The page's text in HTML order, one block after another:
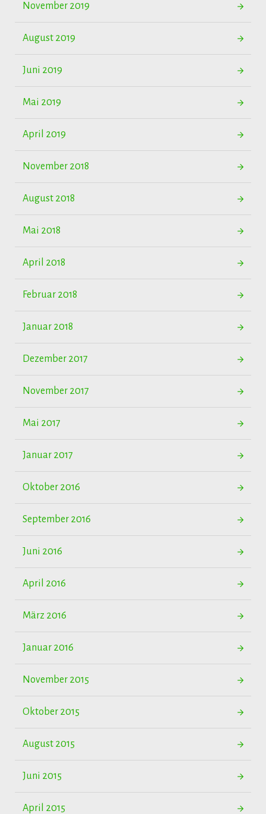
November 2019
August 2019
Juni 2019
Mai 2019
April 2019
November 2018
August 2018
Mai 2018
April 2018
Februar 2018
Januar 2018
Dezember 2017
November 2017
Mai 2017
Januar 2017
Oktober 2016
September 2016
Juni 2016
April 2016
März 2016
Januar 2016
November 2015
Oktober 2015
August 2015
Juni 2015
April 2015